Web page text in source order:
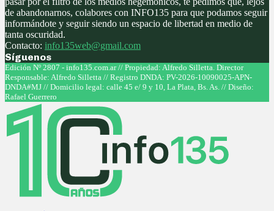
de abandonarnos, colabores con INFO135 para que podamos seguir
informándote y seguir siendo un espacio de libertad en medio de
tanta oscuridad.
Contacto: info135web@gmail.com
Síguenos
Facebook
Twitter
Instagram
Youtube
Edición Nº 2807 - info135.com.ar // Propiedad: Alfredo Silletta. Director
Responsable: Alfredo Silletta // Registro DNDA: PV-2026-10090025-APN-
DNDA#MJ // Domicilio legal: calle 45 e/ 9 y 10, La Plata, Bs. As. // Diseño:
Rafael Guerrero